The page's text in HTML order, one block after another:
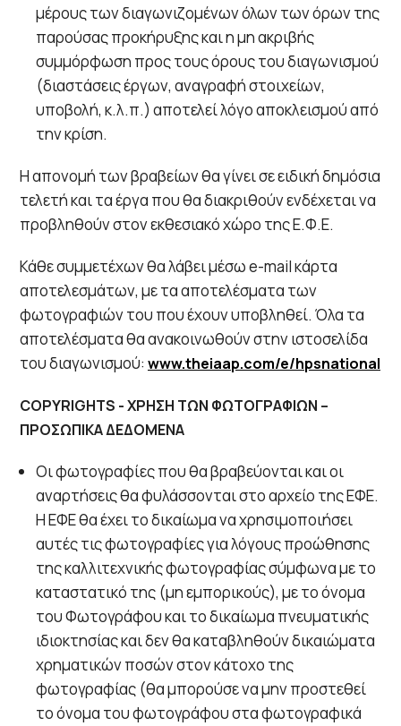
μέρους των διαγωνιζομένων όλων των όρων της
παρούσας προκήρυξης και η μη ακριβής
συμμόρφωση προς τους όρους του διαγωνισμού
(διαστάσεις έργων, αναγραφή στοιχείων,
υποβολή, κ.λ.π.) αποτελεί λόγο αποκλεισμού από
την κρίση.
Η απονομή των βραβείων θα γίνει σε ειδική δημόσια
τελετή και τα έργα που θα διακριθούν ενδέχεται να
προβληθούν στον εκθεσιακό χώρο της Ε.Φ.Ε.
Κάθε συμμετέχων θα λάβει μέσω e-mail κάρτα
αποτελεσμάτων, με τα αποτελέσματα των
φωτογραφιών του που έχουν υποβληθεί. Όλα τα
αποτελέσματα θα ανακοινωθούν στην ιστοσελίδα
του διαγωνισμού: www.theiaap.com/e/hpsnational
COPYRIGHTS - ΧΡΗΣΗ ΤΩΝ ΦΩΤΟΓΡΑΦΙΩΝ –
ΠΡΟΣΩΠΙΚΑ ΔΕΔΟΜΕΝΑ
Οι φωτογραφίες που θα βραβεύονται και οι
αναρτήσεις θα φυλάσσονται στο αρχείο της ΕΦΕ.
Η ΕΦΕ θα έχει το δικαίωμα να χρησιμοποιήσει
αυτές τις φωτογραφίες για λόγους προώθησης
της καλλιτεχνικής φωτογραφίας σύμφωνα με το
καταστατικό της (μη εμπορικούς), με το όνομα
του Φωτογράφου και το δικαίωμα πνευματικής
ιδιοκτησίας και δεν θα καταβληθούν δικαιώματα
χρηματικών ποσών στον κάτοχο της
φωτογραφίας (θα μπορούσε να μην προστεθεί
το όνομα του φωτογράφου στα φωτογραφικά